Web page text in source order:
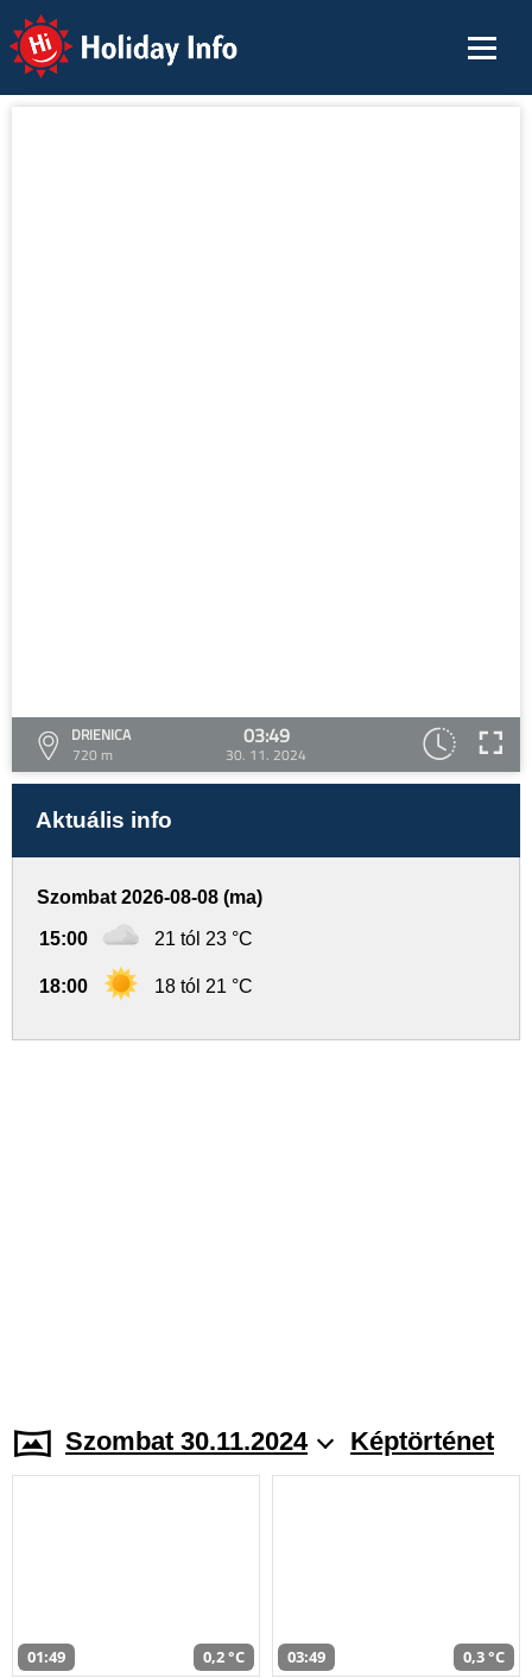
Holiday Info
DRIENICA
720 m
03:49
30. 11. 2024
Aktuális info
Szombat 2026-08-08 (ma)
15:00 21 tól 23 °C
18:00 18 tól 21 °C
Szombat 30.11.2024 Képtörténet
01:49 0,2 °C 03:49 0,3 °C